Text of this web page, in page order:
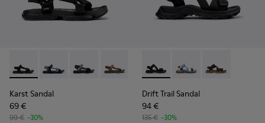
Karst Sandal - K101048-001 - Zwarte sandalen van textiel
Karst Sandal - K101048-008
Karst Sandal - K101048-007 - Multicolor
Karst Sandal - K101048-006
Karst Sandal - K101048-005
Karst Sandal - K101048-
Karst Sandal -
Karst Sandal
69 €
99 € -30%
Drift Trail Sandal -
Drift Trail Sandal -
Drift Trail
Drift Trail Sandal
94 €
135 € -30%